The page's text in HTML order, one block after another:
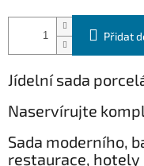
Přidat
Jídelní sada
Naservírujte
Sada moderního,
restaurace, hotely